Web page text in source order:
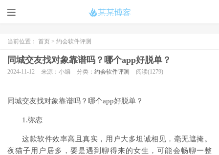
当前位置： 首页 > 约会软件评测
同城交友找对象靠谱吗？哪个app好脱单？
2024-11-12 来源：小编 分类： 约会软件评测 阅读(1279)
同城交友找对象靠谱吗？哪个app好脱单？
1.弥恋
这款软件效率高且真实，用户大多坦诚相见，毫无遮掩。
夜猫子用户居多，要是遇到聊得来的女生，可能会畅聊一整